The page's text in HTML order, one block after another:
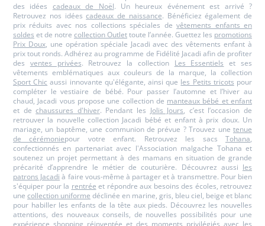
des idées cadeaux de Noël. Un heureux événement est arrivé ?
Retrouvez nos idéescadeaux de naissance. Bénéficiez également de
prix réduits avec nos collections spéciales devêtements enfants en
soldes et de notre collection Outlettoute l’année. Guettez les promotions
Prix Doux, une opération spéciale Jacadi avec des vêtements enfant à
prix tout ronds. Adhérez au programme de Fidélité Jacadi afin de profiter
des ventes privées. Retrouvez la collection Les Essentiels et ses
vêtements emblématiques aux couleurs de la marque, la collection
Sport Chic aussi innovante qu'élégante, ainsi que les Petits tricots pour
compléter le vestiaire de bébé. Pour passer l’automne et l’hiver au
chaud, Jacadi vous propose une collection de manteaux bébé et enfant
et dechaussures d'hiver. Pendant les Jolis Jours, c’est l’occasion de
retrouver la nouvelle collection Jacadi bébé et enfant à prix doux. Un
mariage, un baptême, une communion de prévue ? Trouvez une tenue
de cérémoniepour votre enfant. Retrouvez les sacsTohana,
confectionnés en partenariat avec l'Association malgache Tohana et
soutenez un projet permettant à des mamans en situation de grande
précarité d’apprendre le métier de couturière. Découvrez aussi les
patrons Jacadi à faire vous-même à partager et à transmettre. Pour bien
s'équiper pour la rentrée et répondre aux besoins des écoles, retrouvez
une collection uniforme déclinée en marine, gris, bleu ciel, beige et blanc
pour habiller les enfants de la tête aux pieds. Découvrez les nouvelles
attentions, des nouveaux conseils, de nouvelles possibilités pour une